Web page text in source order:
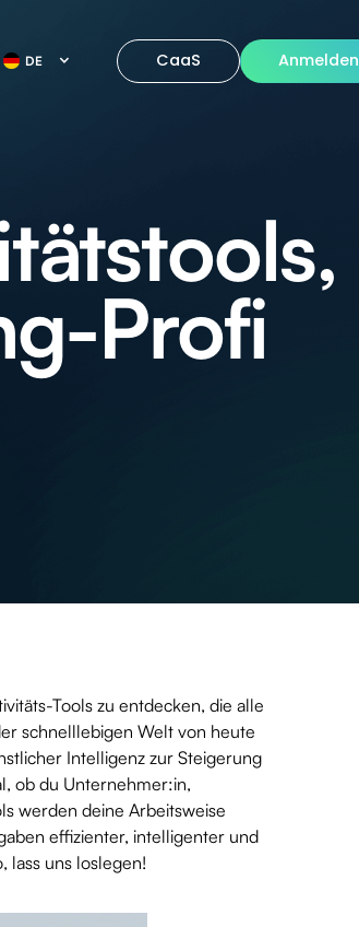
DE CaaS Anmelden
Profi
Tools zu entdecken, die alle
schnelllebigen Welt von heute
Intelligenz zur Steigerung
ob du Unternehmer:in,
werden deine Arbeitsweise
effizienter, intelligenter und
lass uns loslegen!